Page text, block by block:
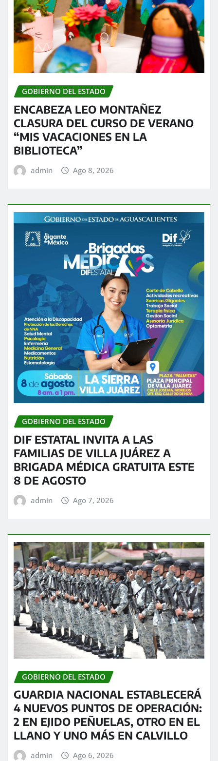
GOBIERNO DEL ESTADO
ENCABEZA LEO MONTAÑEZ
CLASURA DEL CURSO DE VERANO
“MIS VACACIONES EN LA
BIBLIOTECA”
admin Ago 8, 2026
GOBIERNO DEL ESTADO
DIF ESTATAL INVITA A LAS
FAMILIAS DE VILLA JUÁREZ A
BRIGADA MÉDICA GRATUITA ESTE
8 DE AGOSTO
admin Ago 7, 2026
GOBIERNO DEL ESTADO
GUARDIA NACIONAL ESTABLECERÁ
4 NUEVOS PUNTOS DE OPERACIÓN:
2 EN EJIDO PEÑUELAS, OTRO EN EL
LLANO Y UNO MÁS EN CALVILLO
admin Ago 6, 2026